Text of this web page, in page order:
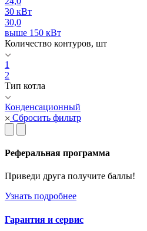
30 кВт
30,0
выше 150 кВт
Количество контуров, шт
1
2
Тип котла
Конденсационный
Сбросить фильтр
Реферальная программа
Приведи друга получите баллы!
Узнать подробнее
Гарантия и сервис